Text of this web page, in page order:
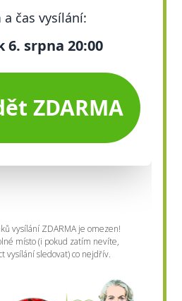
vysílání ZDARMA je omezen!
místo (i pokud zatím nevíte,
vysílání sledovat) co nejdřív.